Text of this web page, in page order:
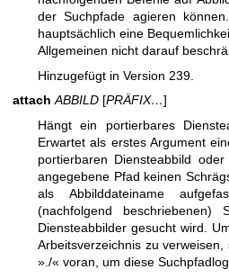
der Suchpfade agieren
hauptsächlich eine
Allgemeinen nicht darauf
Hinzugefügt in Version 239.
attach ABBILD [PRÄFIX…]
Hängt ein portierbares
Erwartet als erstes Argument
portierbaren Diensteabbild
angegebene Pfad keinen
als Abbilddateiname
(nachfolgend beschriebenen)
Diensteabbilder gesucht wird.
Arbeitsverzeichnis zu
»./« voran, um diese